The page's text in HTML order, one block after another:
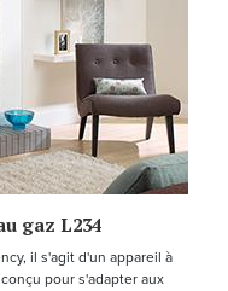
gaz L234
il s'agit d'un appareil à
pour s'adapter aux